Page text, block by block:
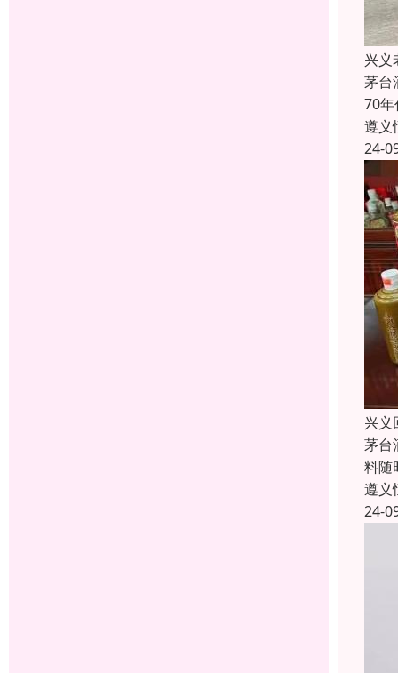
兴义
茅台
70
遵义
24-
兴义
茅台
料随
遵义
24-